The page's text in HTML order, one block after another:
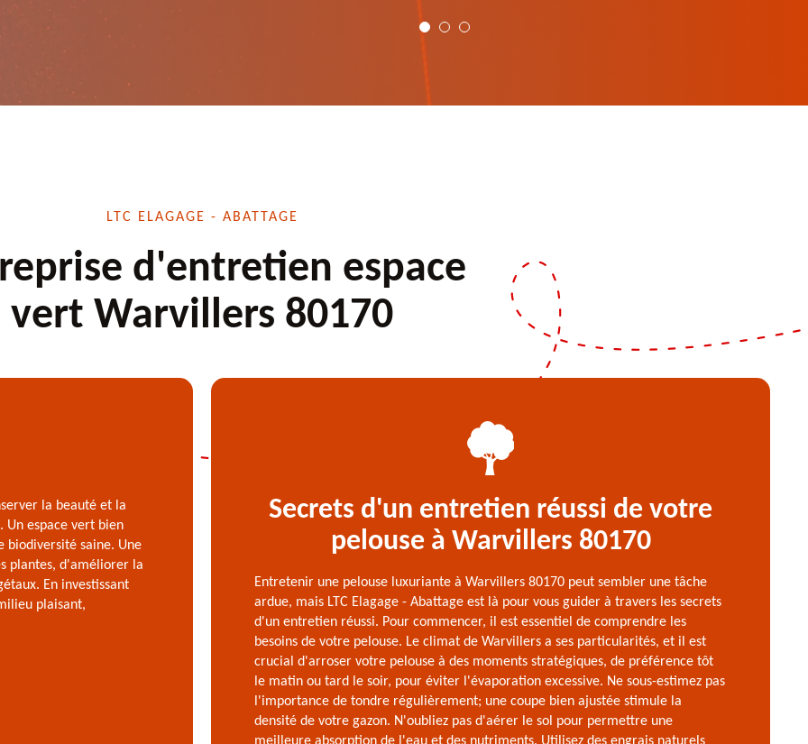
LTC ELAGAGE - ABATTAGE
d'entretien espace
vert Warvillers 80170
la beauté et la
Un espace vert bien
biodiversité saine. Une
plantes, d'améliorer la
En investissant
plaisant,
Secrets d'un entretien réussi de votre
pelouse à Warvillers 80170
Entretenir une pelouse luxuriante à Warvillers 80170 peut sembler une tâche
ardue, mais LTC Elagage - Abattage est là pour vous guider à travers les secrets
d'un entretien réussi. Pour commencer, il est essentiel de comprendre les
besoins de votre pelouse. Le climat de Warvillers a ses particularités, et il est
crucial d'arroser votre pelouse à des moments stratégiques, de préférence tôt
le matin ou tard le soir, pour éviter l'évaporation excessive. Ne sous-estimez pas
l'importance de tondre régulièrement; une coupe bien ajustée stimule la
densité de votre gazon. N'oubliez pas d'aérer le sol pour permettre une